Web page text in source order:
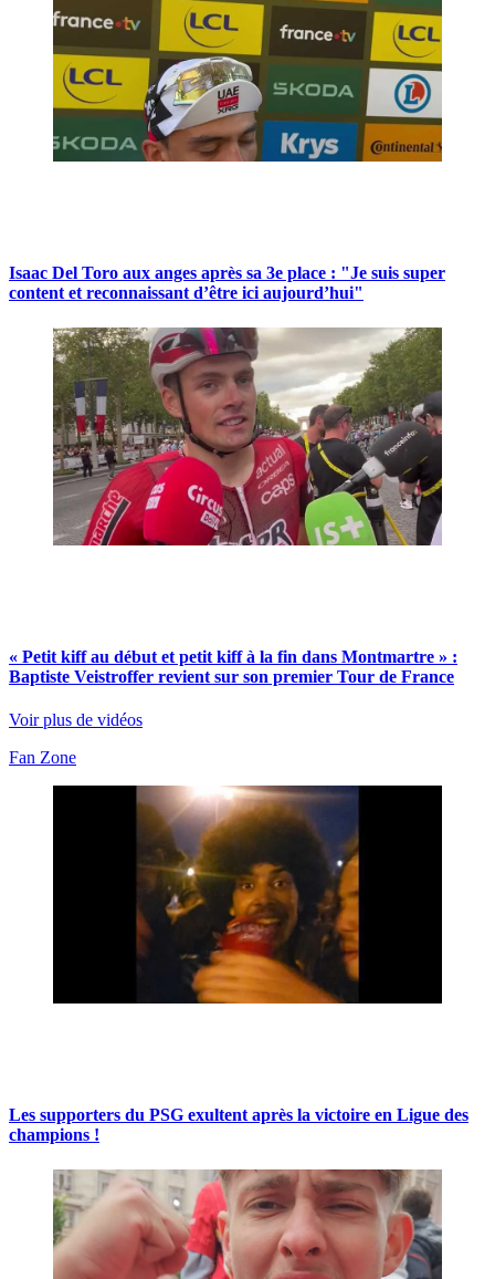
Isaac Del Toro aux anges après sa 3e place : "Je suis super
content et reconnaissant d’être ici aujourd’hui"
« Petit kiff au début et petit kiff à la fin dans Montmartre » :
Baptiste Veistroffer revient sur son premier Tour de France
Voir plus de vidéos
Fan Zone
Les supporters du PSG exultent après la victoire en Ligue des
champions !